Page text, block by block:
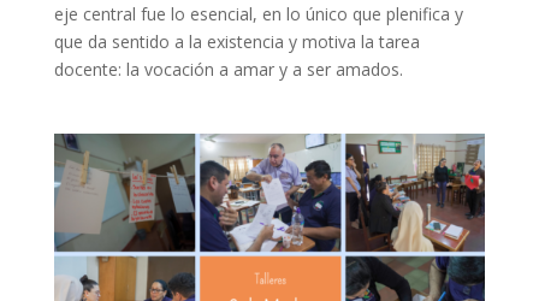
eje central fue lo esencial, en lo único que plenifica y
que da sentido a la existencia y motiva la tarea
docente: la vocación a amar y a ser amados.